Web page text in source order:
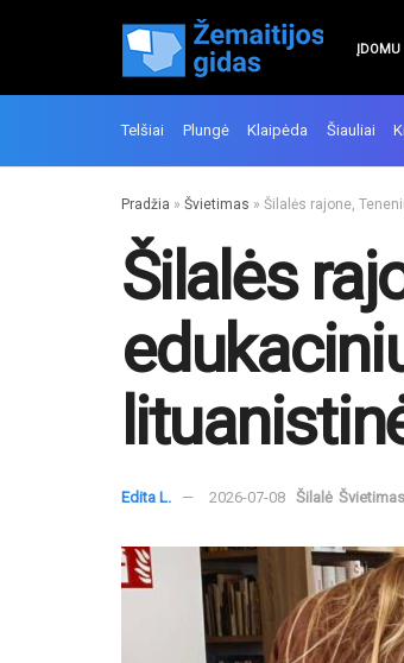
ĮDOMU
Telšiai Plungė Klaipėda Šiauliai
Pradžia » Švietimas » Šilalės rajone,
Šilalės
Edita L. 2026-07-08 Šilalė Švietimas